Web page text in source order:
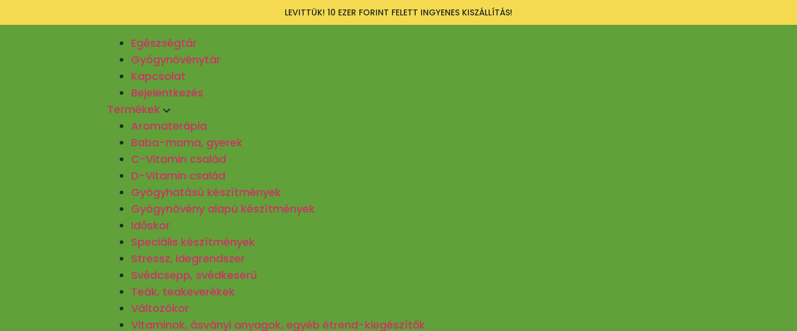
LEVITTÜK! 10 EZER FORINT FELETT INGYENES KISZÁLLÍTÁS!
Egészségtár
Gyógynövénytár
Kapcsolat
Bejelentkezés
Termékek
Aromaterápia
Baba-mama, gyerek
C-Vitamin család
D-Vitamin család
Gyógyhatású készítmények
Gyógynövény alapú készítmények
Időskor
Speciális készítmények
Stressz, idegrendszer
Svédcsepp, svédkeserű
Teák, teakeverékek
Változókor
Vitaminok, ásványi anyagok, egyéb étrend-kiegészítők